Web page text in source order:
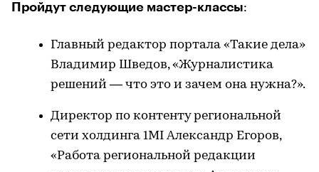
Пройдут следующие мастер-классы:
Главный редактор портала «Такие дела»
Владимир Шведов, «Журналистика
решений — что это и зачем она нужна?».
Директор по контенту региональной
сети холдинга 1MI Александр Егоров,
«Работа региональной редакции